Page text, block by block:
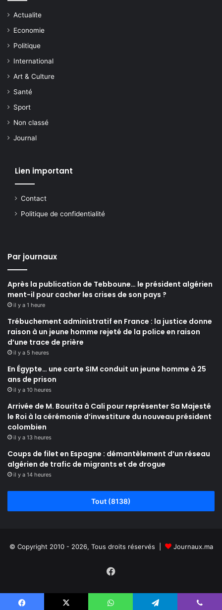
Actualite
Economie
Politique
International
Art & Culture
Santé
Sport
Non classé
Journal
Lien important
Contact
Politique de confidentialité
Par journaux
Après la publication de Tebboune… le président algérien
ment-il pour cacher les crises de son pays ?
il y a 1 heure
Trébuchement administratif en France : la justice donne
raison à un jeune homme rejeté de la police en raison
d’une trace de prière
il y a 5 heures
En Égypte… une carte SIM conduit un jeune homme à 25
ans de prison
il y a 10 heures
Arrivée de M. Bourita à Cali pour représenter Sa Majesté
le Roi à la cérémonie d’investiture du nouveau président
colombien
il y a 13 heures
Coups de filet en Espagne : démantèlement d’un réseau
algérien de trafic de migrants et de drogue
il y a 14 heures
Tout (8138)
© Copyright 2010 - 2026, Tous droits réservés | Journaux.ma
Facebook